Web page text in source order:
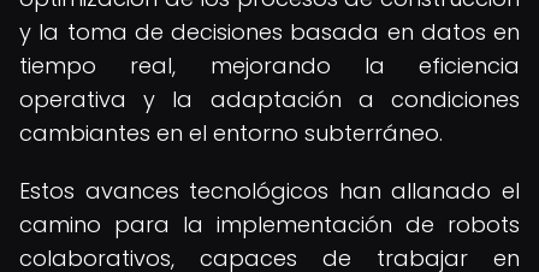
y la toma de decisiones basada en datos en
tiempo real, mejorando la eficiencia
operativa y la adaptación a condiciones
cambiantes en el entorno subterráneo.
Estos avances tecnológicos han allanado el
camino para la implementación de robots
colaborativos, capaces de trabajar en